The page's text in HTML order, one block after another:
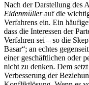
Nach der Darstellung des
Eidenmüllerauf die
Verfahrens ein. Ein
dass die Interessen der
Verfahren sei – so die
Basar“; an echtes
einer geschäftlichen oder
nicht zu denken. Dem setzt
Verbesserung der